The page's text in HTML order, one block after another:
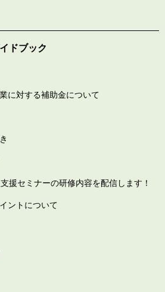
ドブック
に対する補助金について
援セミナーの研修内容を配信します！
ントについて